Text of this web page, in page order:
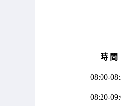
時 間
08:00-
08:20-